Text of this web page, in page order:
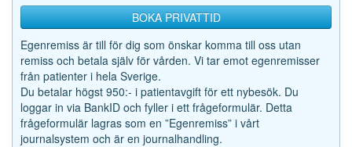
BOKA PRIVATTID
Egenremiss är till för dig som önskar komma till oss utan
remiss och betala själv för vården. Vi tar emot egenremisser
från patienter i hela Sverige.
Du betalar högst 950:- i patientavgift för ett nybesök. Du
loggar in via BankID och fyller i ett frågeformulär. Detta
frågeformulär lagras som en ”Egenremiss” i vårt
journalsystem och är en journalhandling.